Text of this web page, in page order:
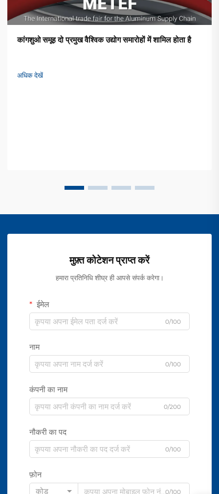
कांगशुओ समूह दो प्रमुख वैश्विक उद्योग समारोहों में शामिल होता है
अधिक देखें
मुफ़्त कोटेशन प्राप्त करें
हमारा प्रतिनिधि शीघ्र ही आपसे संपर्क करेगा।
ईमेल
0/100
नाम
0/100
कंपनी का नाम
0/200
नौकरी का पद
0/100
फ़ोन
कोड
0/100